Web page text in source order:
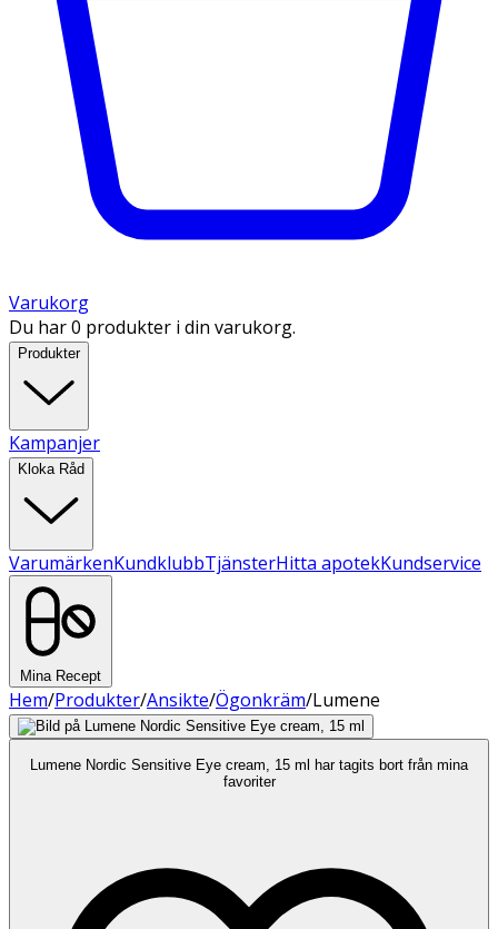
Varukorg
Du har 0 produkter i din varukorg.
Produkter
Kampanjer
Kloka Råd
VarumärkenKundklubbTjänsterHitta apotekKundservice
Mina Recept
Hem/Produkter/Ansikte/Ögonkräm/Lumene
Lumene Nordic Sensitive Eye cream, 15 ml har tagits bort från mina
favoriter